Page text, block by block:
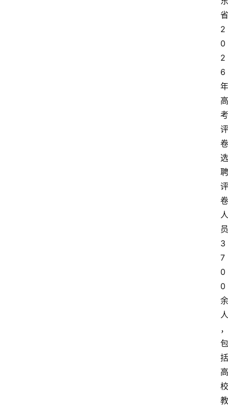
省
2
0
2
6
年
高
考
评
卷
选
聘
评
卷
人
员
3
7
0
0
余
人
，
包
括
高
校
教